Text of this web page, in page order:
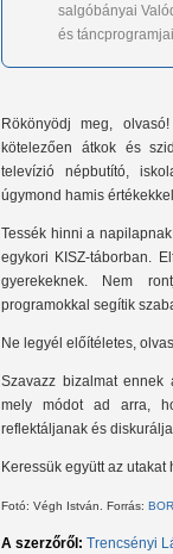
salgóbányai
és
Rökönyödj meg,
kötelezően átkok és
televízió népbutító,
úgymond hamis
Tessék hinni a
egykori KISZ-táborban.
gyerekeknek. Nem
programokkal segítik
Ne legyél előítéletes,
Szavazz bizalmat ennek
mely módot ad arra,
reflektáljanak és
Keressük együtt az utakat
Fotó: Végh István. Forrás:
A szerzőről: Trencsényi